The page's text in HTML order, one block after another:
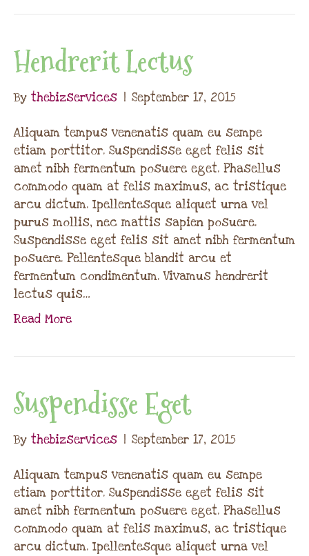
Hendrerit Lectus
By thebizservices | September 17, 2015
Aliquam tempus venenatis quam eu sempe
etiam porttitor. Suspendisse eget felis sit
amet nibh fermentum posuere eget. Phasellus
commodo quam at felis maximus, ac tristique
arcu dictum. Ipellentesque aliquet urna vel
purus mollis, nec mattis sapien posuere.
Suspendisse eget felis sit amet nibh fermentum
posuere. Pellentesque blandit arcu et
fermentum condimentum. Vivamus hendrerit
lectus quis…
Read More
Suspendisse Eget
By thebizservices | September 17, 2015
Aliquam tempus venenatis quam eu sempe
etiam porttitor. Suspendisse eget felis sit
amet nibh fermentum posuere eget. Phasellus
commodo quam at felis maximus, ac tristique
arcu dictum. Ipellentesque aliquet urna vel